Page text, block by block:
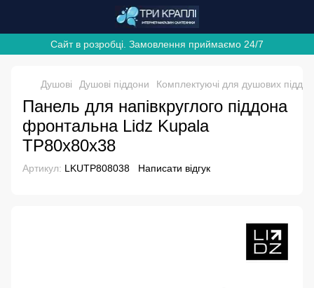
Сайт в розробці. Замовлення приймаємо 24/7
Душові Душові піддони Комплектуючі для душових
Панель для напівкруглого піддона
фронтальна Lidz Kupala
TP80x80x38
Артикул: LKUTP808038 Написати відгук